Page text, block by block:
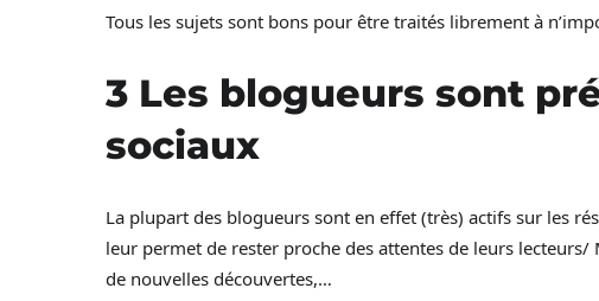
Tous les sujets sont bons pour être traités librement à
3 Les blogueurs sont
sociaux
La plupart des blogueurs sont en effet (très) actifs sur les
leur permet de rester proche des attentes de leurs
de nouvelles découvertes,…